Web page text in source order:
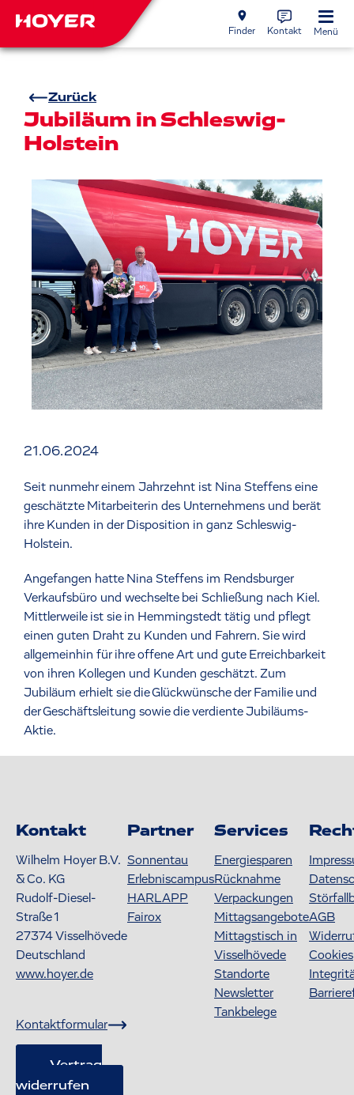
Finder Kontakt Menü
Zurück
Jubiläum in Schleswig-
Holstein
21.06.2024
Seit nunmehr einem Jahrzehnt ist Nina Steffens eine
geschätzte Mitarbeiterin des Unternehmens und berät
ihre Kunden in der Disposition in ganz Schleswig-
Holstein.
Angefangen hatte Nina Steffens im Rendsburger
Verkaufsbüro und wechselte bei Schließung nach Kiel.
Mittlerweile ist sie in Hemmingstedt tätig und pflegt
einen guten Draht zu Kunden und Fahrern. Sie wird
allgemeinhin für ihre offene Art und gute Erreichbarkeit
von ihren Kollegen und Kunden geschätzt. Zum
Jubiläum erhielt sie die Glückwünsche der Familie und
der Geschäftsleitung sowie die verdiente Jubiläums-
Aktie.
Kontakt
Wilhelm Hoyer B.V.
& Co. KG
Rudolf-Diesel-
Straße 1
27374Visselhövede
Deutschland
www.hoyer.de
Kontaktformular
Vertrag
widerrufen
Partner
Sonnentau
Erlebniscampus
HARLAPP
Fairox
Services
Energiesparen
Rücknahme
Verpackungen
Mittagsangebote
Mittagstisch in
Visselhövede
Standorte
Newsletter
Tankbelege
AGB
Cookies